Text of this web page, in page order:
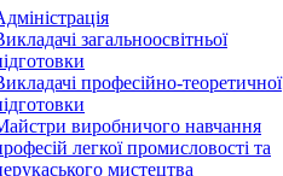
загальноосвітньої
професійно-теоретичної
виробничого навчання
легкої промисловості та
мистецтва